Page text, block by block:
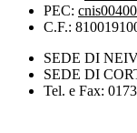
PEC:
C.F.:
SEDE DI
SEDE DI
Tel. e Fax: